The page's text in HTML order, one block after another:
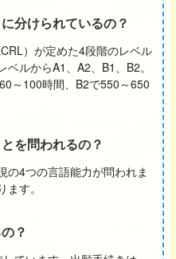
分けられているの？
）が定めた4段階のレベル
ルからA1、A2、B1、B2。
～100時間、B2で550～650
を問われるの？
の4つの言語能力が問われま
す。
？